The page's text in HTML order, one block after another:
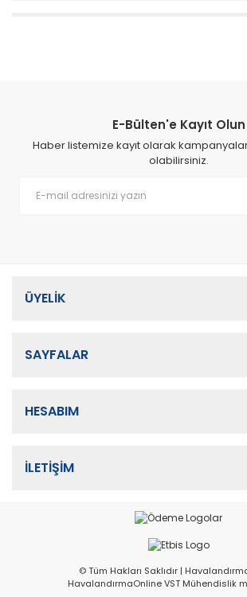
E-Bülten'e Kayıt Olun
Haber listemize kayıt olarak
olabilirsiniz.
ÜYELİK
SAYFALAR
HESABIM
İLETİŞİM
© Tüm Hakları Saklıdır |
HavalandırmaOnline VST Mühendislik